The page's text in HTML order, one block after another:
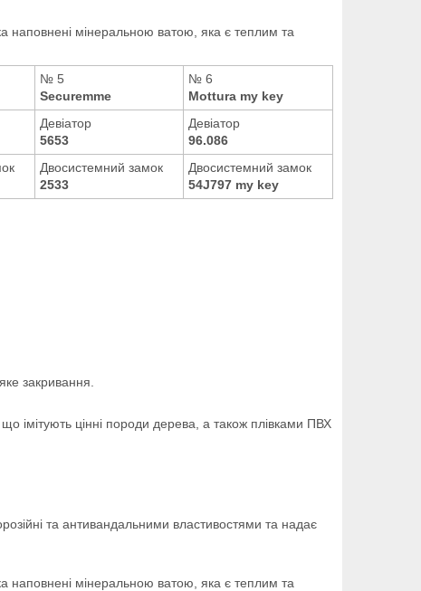
наповнені мінеральною ватою, яка є теплим та
№ 5
Securemme
№ 6
Mottura my key
Девіатор
5653
Девіатор
96.086
Двосистемний замок
2533
Двосистемний замок
54J797 my key
закривання.
імітують цінні породи дерева, а також плівками ПВХ
та антивандальними властивостями та надає
наповнені мінеральною ватою, яка є теплим та